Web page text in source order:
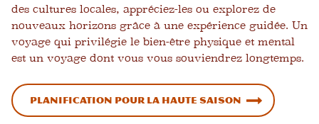
des cultures locales, appréciez-les ou explorez de
nouveaux horizons grâce à une expérience guidée. Un
voyage qui privilégie le bien-être physique et mental
est un voyage dont vous vous souviendrez longtemps.
Planification pour la haute saison